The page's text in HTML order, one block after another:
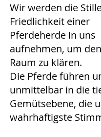
Wir werden die
Friedlichkeit einer
Pferdeherde in uns
aufnehmen, um
Raum zu klären.
Die Pferde führen
unmittelbar in die
Gemütsebene, die
wahrhaftigste